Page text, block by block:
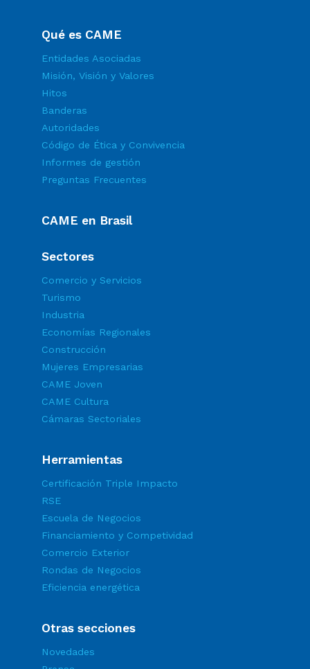
Qué es CAME
Entidades Asociadas
Misión, Visión y Valores
Hitos
Banderas
Autoridades
Código de Ética y Convivencia
Informes de gestión
Preguntas Frecuentes
CAME en Brasil
Sectores
Comercio y Servicios
Turismo
Industria
Economías Regionales
Construcción
Mujeres Empresarias
CAME Joven
CAME Cultura
Cámaras Sectoriales
Herramientas
Certificación Triple Impacto
RSE
Escuela de Negocios
Financiamiento y Competividad
Comercio Exterior
Rondas de Negocios
Eficiencia energética
Otras secciones
Novedades